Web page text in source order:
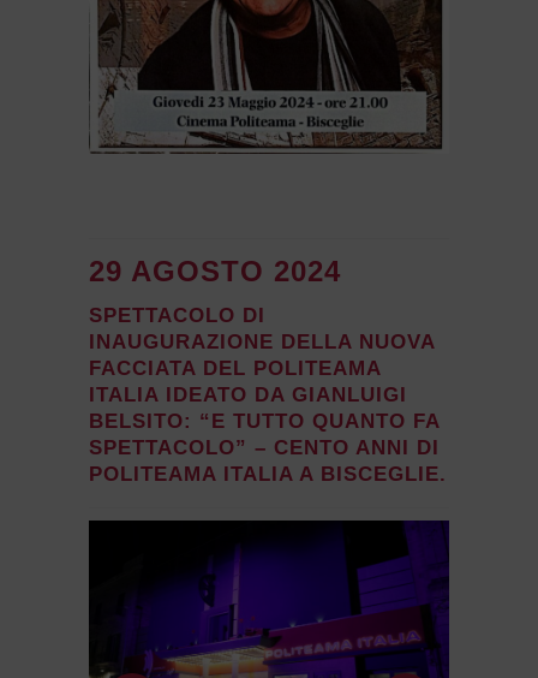
29 AGOSTO 2024
SPETTACOLO DI
INAUGURAZIONE DELLA NUOVA
FACCIATA DEL POLITEAMA
ITALIA IDEATO DA GIANLUIGI
BELSITO: “E TUTTO QUANTO FA
SPETTACOLO” – CENTO ANNI DI
POLITEAMA ITALIA A BISCEGLIE.